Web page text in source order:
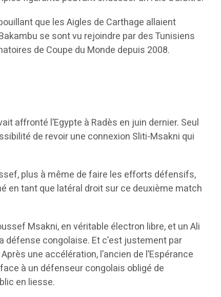
que les Aigles de Carthage allaient
se sont vu rejoindre par des Tunisiens
de Coupe du Monde depuis 2008.
affronté l’Egypte à Radès en juin dernier. Seul
de revoir une connexion Sliti-Msakni qui
plus à même de faire les efforts défensifs,
en tant que latéral droit sur ce deuxième match
Msakni, en véritable électron libre, et un Ali
défense congolaise. Et c’est justement par
une accélération, l’ancien de l’Espérance
à un défenseur congolais obligé de
en liesse.